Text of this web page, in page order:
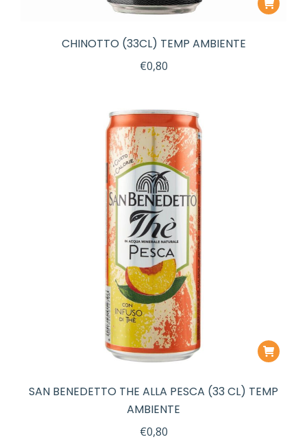
CHINOTTO (33CL) TEMP AMBIENTE
€0,80
SAN BENEDETTO THE ALLA PESCA (33 CL) TEMP
AMBIENTE
€0,80